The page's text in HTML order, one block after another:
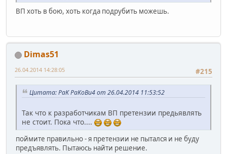
ВП хоть в бою, хоть когда подрубить можешь.
Dimas51
#215
26.04.2014 14:28:05
Цитата: PaK PaKoBu4 от 26.04.2014 11:53:52
Так что к разработчикам ВП претензии предьявлять
не стоит. Пока что....
поймите правильно - я претензии не пытался и не буду
предъявлять. Пытаюсь найти решение.